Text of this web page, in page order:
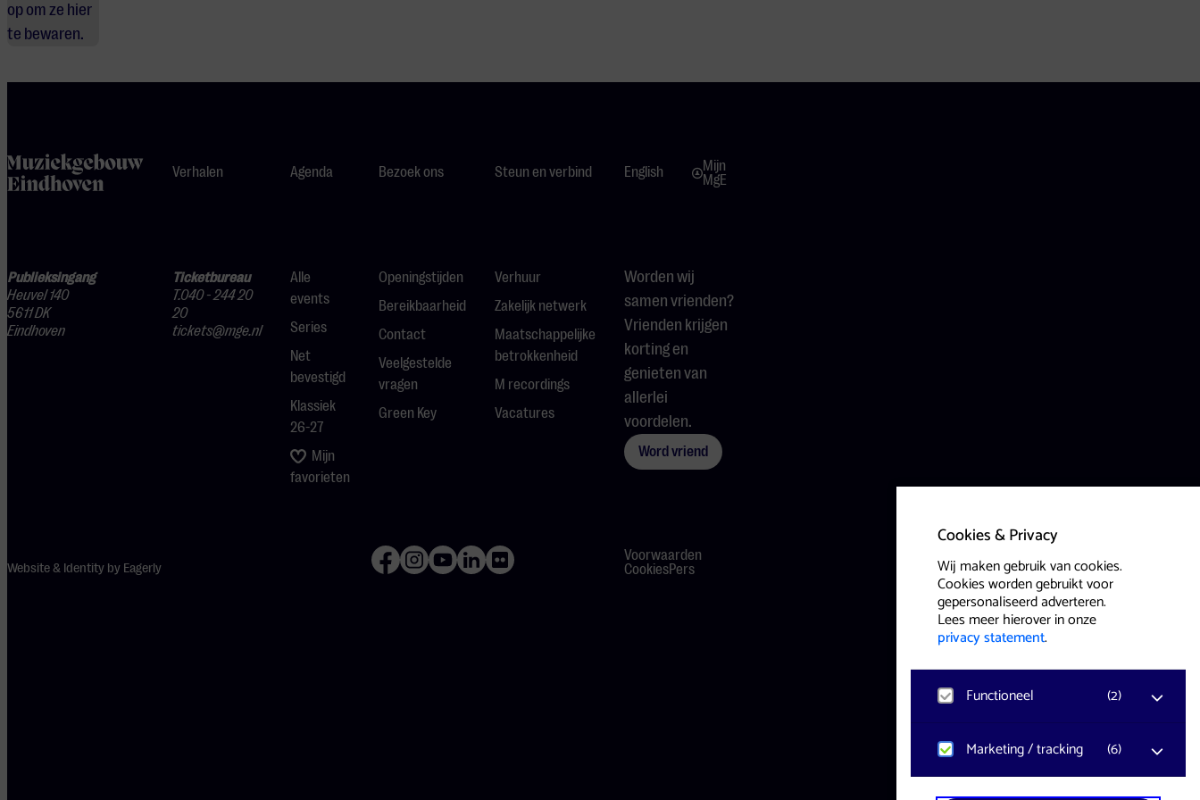
Cookies & Privacy
Wij maken gebruik van cookies.
Cookies worden gebruikt voor
gepersonaliseerd adverteren.
Lees meer hierover in onze
privacy statement.
Functioneel (2)
Noodzakelijk
Voor het functioneren van de website
en het onthouden van voorkeuren
Marketing / tracking (6)
op om ze hier
te bewaren.
Publieksingang
Heuvel 140
5611 DK
Eindhoven
Ticketbureau
T.040 - 244 20
20
tickets@mge.nl
Agenda
Alle
events
Series
Net
bevestigd
Klassiek
26-27
Mijn
favorieten
Bezoek ons
Openingstijden
Bereikbaarheid
Contact
Veelgestelde
vragen
Green Key
Steun en verbind
Verhuur
Zakelijk netwerk
Maatschappelijke
betrokkenheid
M recordings
Vacatures
Verhalen English
Mijn
MgE
Worden wij
samen vrienden?
Vrienden krijgen
korting en
genieten van
allerlei
voordelen.
Word vriend
Voorwaarden
CookiesPers
Website & Identity by Eagerly